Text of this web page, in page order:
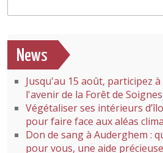
News
Jusqu'au 15 août, participez
l'avenir de la Forêt de Soignes
Végétaliser ses intérieurs
pour faire face aux aléas
Don de sang à Auderghem :
pour vous, une aide